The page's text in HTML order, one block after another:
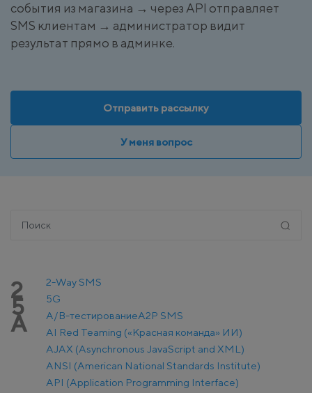
события из магазина → через API отправляет
SMS клиентам → администратор видит
результат прямо в админке.
Отправить рассылку
У меня вопрос
2 2-Way SMS
5 5G
A A/B-тестированиеA2P SMS
AI Red Teaming («Красная команда» ИИ)
AJAX (Asynchronous JavaScript and XML)
ANSI (American National Standards Institute)
API (Application Programming Interface)